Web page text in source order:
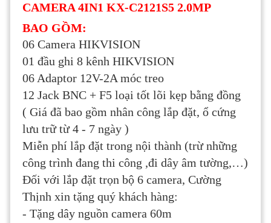
CAMERA 4IN1 KX-C2121S5 2.0MP
BAO GỒM:
06 Camera HIKVISION
01 đầu ghi 8 kênh HIKVISION
06 Adaptor 12V-2A móc treo
12 Jack BNC + F5 loại tốt lõi kẹp bằng đồng
( Giá đã bao gồm nhân công lắp đặt, ổ cứng
lưu trữ từ 4 - 7 ngày )
Miễn phí lắp đặt trong nội thành (trừ những
công trình đang thi công ,đi dây âm tường,…)
Đối với lắp đặt trọn bộ 6 camera, Cường
Thịnh xin tặng quý khách hàng:
- Tặng dây nguồn camera 60m